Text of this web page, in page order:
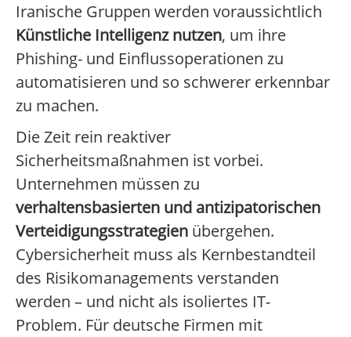
Iranische Gruppen werden voraussichtlich
Künstliche Intelligenz nutzen, um ihre
Phishing- und Einflussoperationen zu
automatisieren und so schwerer erkennbar
zu machen.
Die Zeit rein reaktiver
Sicherheitsmaßnahmen ist vorbei.
Unternehmen müssen zu
verhaltensbasierten und antizipatorischen
Verteidigungsstrategien übergehen.
Cybersicherheit muss als Kernbestandteil
des Risikomanagements verstanden
werden – und nicht als isoliertes IT-
Problem. Für deutsche Firmen mit